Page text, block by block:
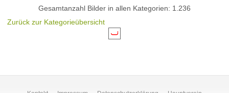
Gesamtanzahl Bilder in allen Kategorien: 1.236
Zurück zur Kategorieübersicht